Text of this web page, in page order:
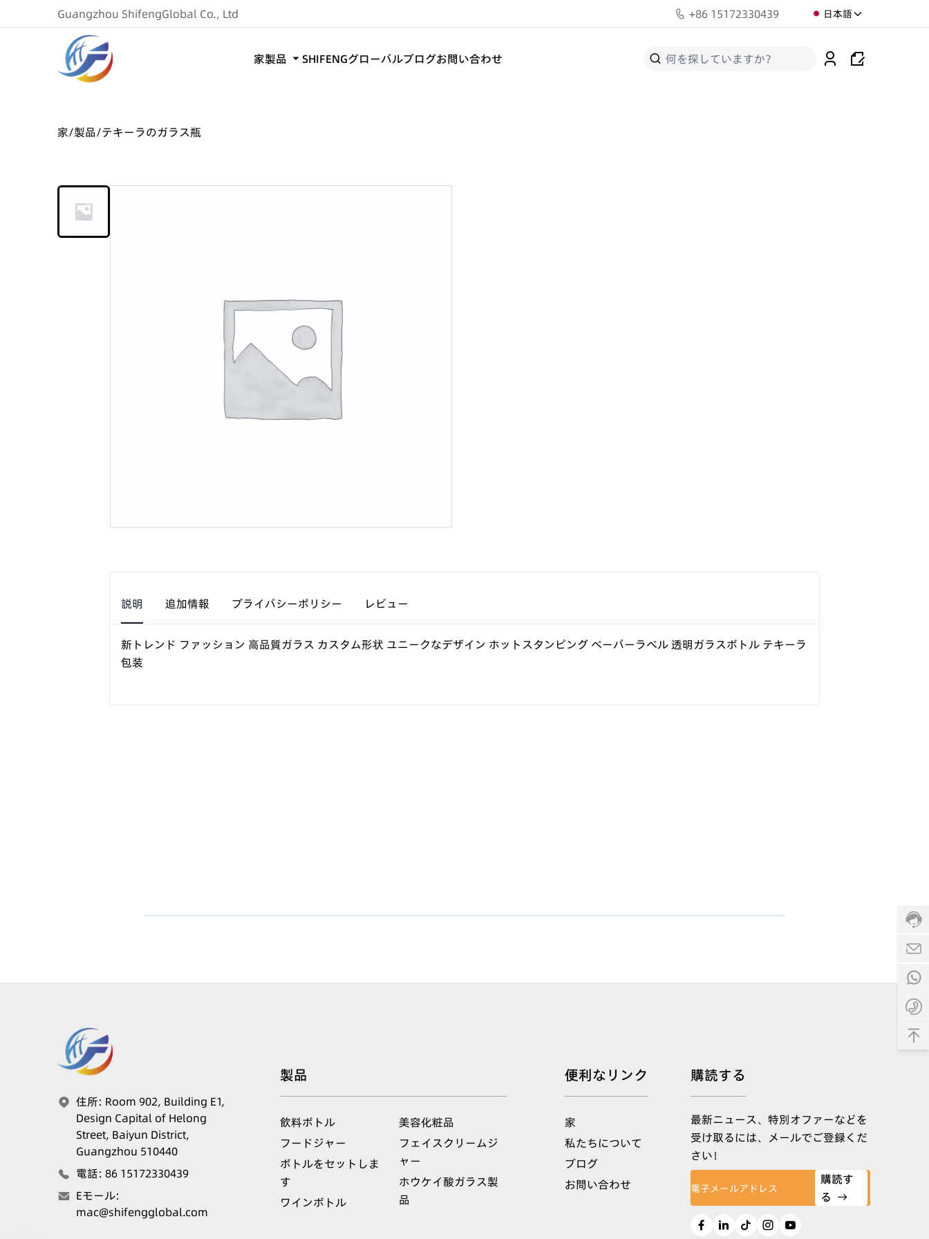
Guangzhou ShifengGlobal Co., Ltd +86 15172330439 日本語
家製品 SHIFENGグローバルブログお問い合わせ
家/製品/テキーラのガラス瓶
説明 追加情報 プライバシーポリシー レビュー
新トレンド ファッション 高品質ガラス カスタム形状 ユニークなデザイン ホットスタンピング ペーパーラベル 透明ガラスボトル テキーラ
包装
住所: Room 902, Building E1,
Design Capital of Helong
Street, Baiyun District,
Guangzhou 510440
電話: 86 15172330439
Eモール:
mac@shifengglobal.com
製品
飲料ボトル
フードジャー
ボトルをセットしま
す
ワインボトル
美容化粧品
フェイスクリームジ
ャー
ホウケイ酸ガラス製
品
便利なリンク
家
私たちについて
ブログ
お問い合わせ
購読する
最新ニュース、特別オファーなどを
受け取るには、メールでご登録くだ
さい！
購読す
る →